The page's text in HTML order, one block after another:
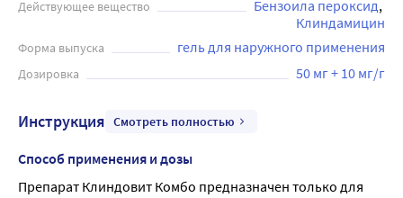
Действующее вещество
Бензоила пероксид
Клиндамицин
Форма выпуска гель для наружного применения
Дозировка 50 мг + 10 мг/г
Инструкция Смотреть полностью
Способ применения и дозы
Препарат Клиндовит Комбо предназначен только для